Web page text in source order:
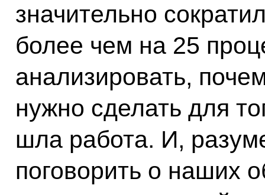
значительно
более чем на 25
анализировать,
нужно сделать для
шла работа. И,
поговорить о наших